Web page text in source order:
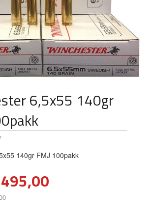
6,5x55 140gr
140gr FMJ 100pakk